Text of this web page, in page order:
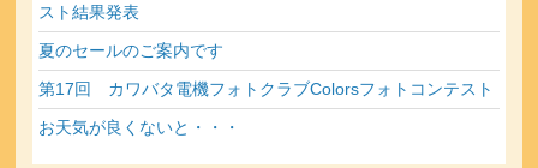
スト結果発表
夏のセールのご案内です
第17回 カワバタ電機フォトクラブColorsフォトコンテスト
お天気が良くないと・・・